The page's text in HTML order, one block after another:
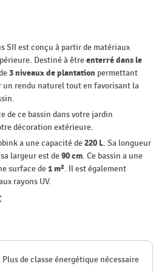
SII est conçu à partir de matériaux
Destiné à êtreenterré dans le
3 niveaux de plantation permettant
un rendu naturel tout en favorisant la
de ce bassin dans votre jardin
décoration extérieure.
a une capacité de220 L. Sa longueur
largeur est de90 cm. Ce bassin a une
surface de1 m². Il est également
rayons UV.
Plus de classe énergétique nécessaire